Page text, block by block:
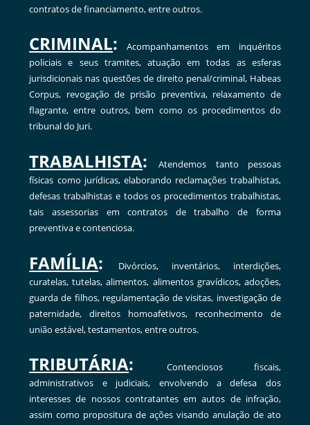
contratos de financiamento, entre outros.
CRIMINAL:
Acompanhamentos em inquéritos
policiais e seus tramites, atuação em todas as esferas
jurisdicionais nas questões de direito penal/criminal, Habeas
Corpus, revogação de prisão preventiva, relaxamento de
flagrante, entre outros, bem como os procedimentos do
tribunal do Juri.
TRABALHISTA:Atendemos tanto pessoas
físicas como jurídicas, elaborando reclamações trabalhistas,
defesas trabalhistas e todos os procedimentos trabalhistas,
tais assessorias em contratos de trabalho de forma
preventiva e contenciosa.
FAMÍLIA:
Divórcios, inventários, interdições,
curatelas, tutelas, alimentos, alimentos gravídicos, adoções,
guarda de filhos, regulamentação de visitas, investigação de
paternidade, direitos homoafetivos, reconhecimento de
união estável, testamentos, entre outros.
TRIBUTÁRIA:
Contenciosos fiscais,
administrativos e judiciais, envolvendo a defesa dos
interesses de nossos contratantes em autos de infração,
assim como propositura de ações visando anulação de ato